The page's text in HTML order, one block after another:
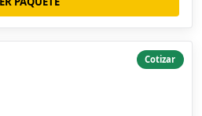
Cotizar